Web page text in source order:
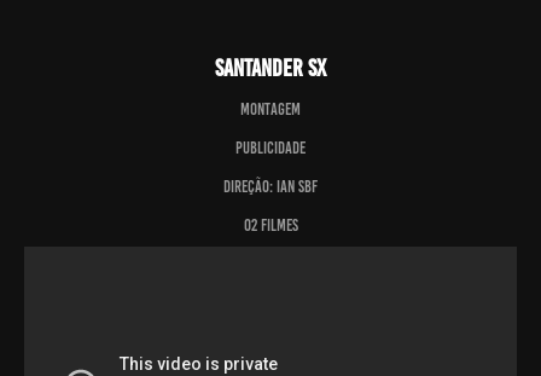
Santander SX
Montagem
Publicidade
Direção: IAN SBF
O2 Filmes